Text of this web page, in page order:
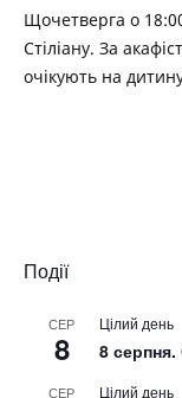
Щочетверга о
Стіліану. За
очікують на
Події
СЕР
8
Цілий день
8 серпня.
СЕР Цілий день